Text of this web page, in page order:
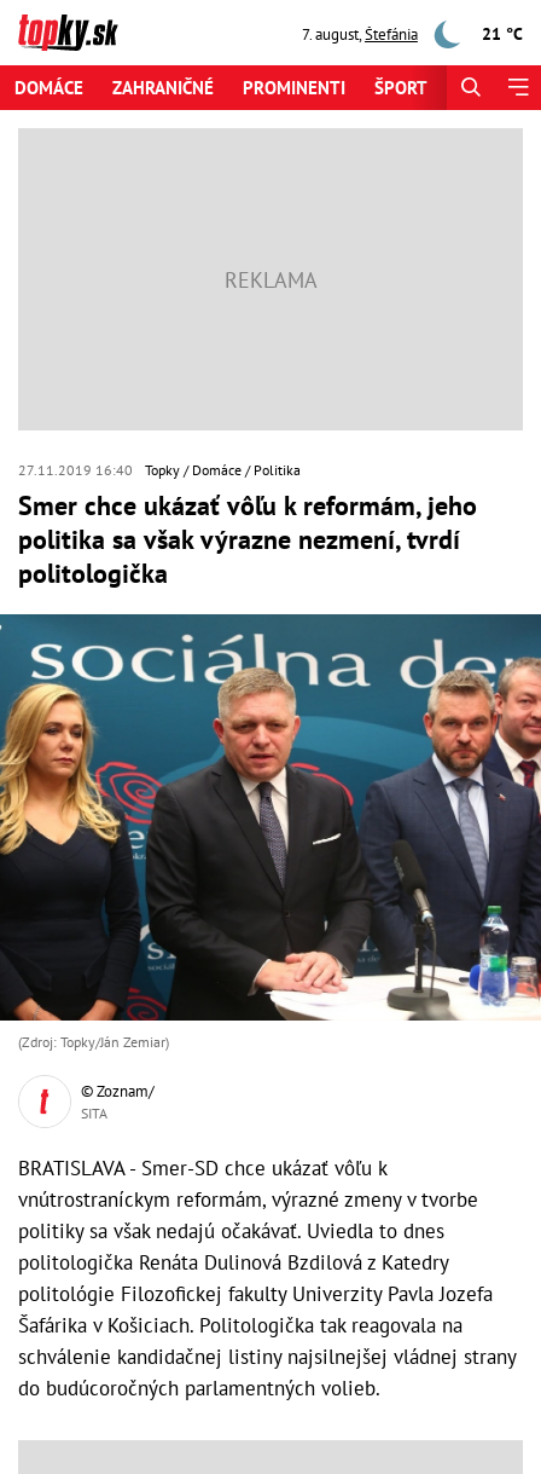
7. august,Štefánia 21 °C
DOMÁCE ZAHRANIČNÉ PROMINENTI ŠPORT
27.11.2019 16:40 Topky Domáce Politika
Smer chce ukázať vôľu k reformám, jeho
politika sa však výrazne nezmení, tvrdí
politologička
(Zdroj: Topky/Ján Zemiar)
© Zoznam/
SITA
BRATISLAVA - Smer-SD chce ukázať vôľu k
vnútrostraníckym reformám, výrazné zmeny v tvorbe
politiky sa však nedajú očakávať. Uviedla to dnes
politologička Renáta Dulinová Bzdilová z Katedry
politológie Filozofickej fakulty Univerzity Pavla Jozefa
Šafárika v Košiciach. Politologička tak reagovala na
schválenie kandidačnej listiny najsilnejšej vládnej strany
do budúcoročných parlamentných volieb.